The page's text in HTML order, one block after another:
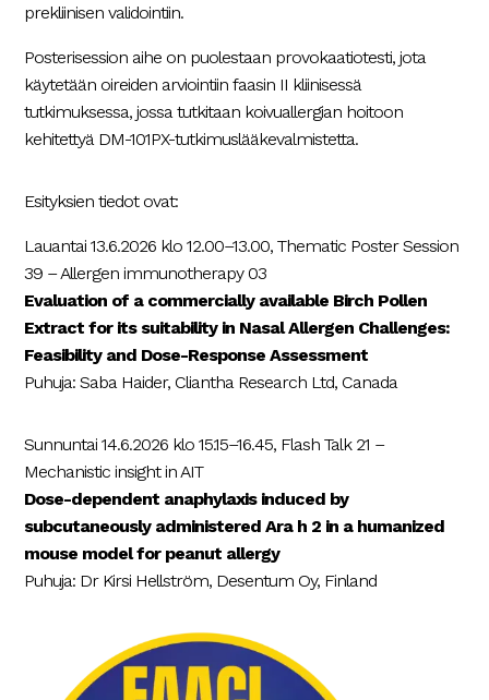
prekliinisen validointiin.
Posterisession aihe on puolestaan provokaatiotesti, jota
käytetään oireiden arviointiin faasin II kliinisessä
tutkimuksessa, jossa tutkitaan koivuallergian hoitoon
kehitettyä DM-101PX-tutkimuslääkevalmistetta.
Esityksien tiedot ovat:
Lauantai 13.6.2026 klo 12.00–13.00, Thematic Poster Session
39 – Allergen immunotherapy 03
Evaluation of a commercially available Birch Pollen
Extract for its suitability in Nasal Allergen Challenges:
Feasibility and Dose-Response Assessment
Puhuja: Saba Haider, Cliantha Research Ltd, Canada
Sunnuntai 14.6.2026 klo 15.15–16.45, Flash Talk 21 –
Mechanistic insight in AIT
Dose-dependent anaphylaxis induced by
subcutaneously administered Ara h 2 in a humanized
mouse model for peanut allergy
Puhuja: Dr Kirsi Hellström, Desentum Oy, Finland